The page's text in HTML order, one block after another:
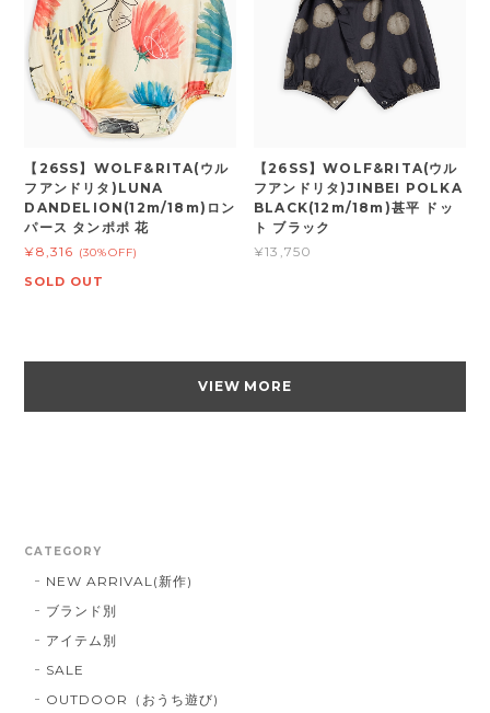
【26SS】WOLF&RITA(ウル
フアンドリタ)LUNA
DANDELION(12m/18m)ロン
パース タンポポ 花
¥8,316 (30%OFF)
SOLD OUT
【26SS】WOLF&RITA(ウル
フアンドリタ)JINBEI POLKA
BLACK(12m/18m)甚平 ドッ
ト ブラック
¥13,750
VIEW MORE
CATEGORY
NEW ARRIVAL(新作)
ブランド別
アイテム別
SALE
OUTDOOR（おうち遊び)